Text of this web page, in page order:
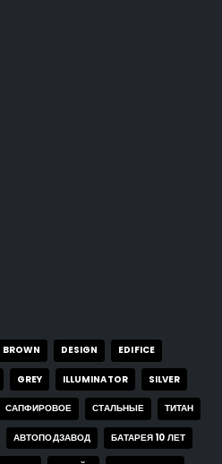
BROWN DESIGN EDIFICE
GREY ILLUMINATOR SILVER
САПФИРОВОЕ СТАЛЬНЫЕ ТИТАН
АВТОПОДЗАВОД БАТАРЕЯ 10 ЛЕТ